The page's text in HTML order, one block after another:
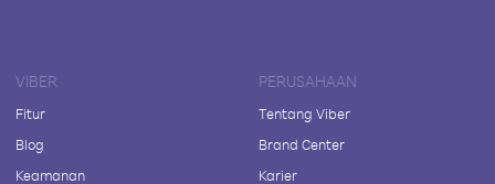
VIBER
Fitur
Blog
Keamanan
PERUSAHAAN
Tentang Viber
Brand Center
Karier